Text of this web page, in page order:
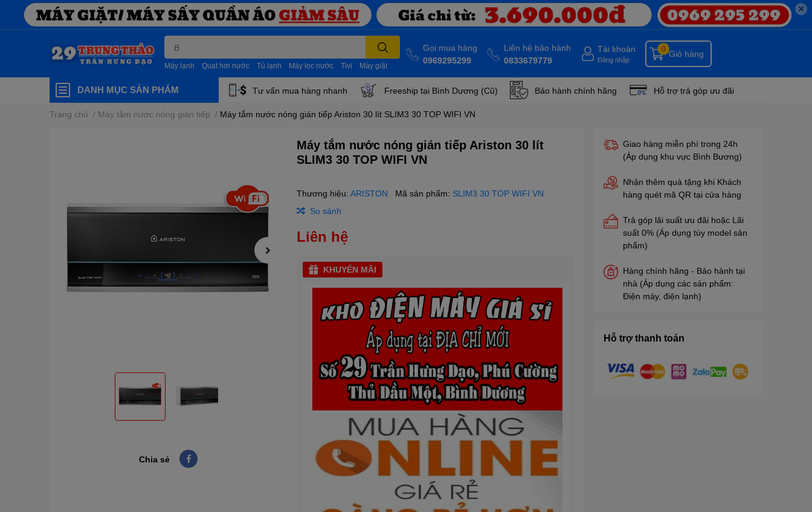
✕
Máy lạnh Quạt hơi nước Tủ lạnh Máy lọc nước Tivi Máy giặt
Gọi mua hàng
0969295299
Liên hệ bảo hành
0833679779
Tài khoản
Đăng nhập
Giỏ hàng
0
DANH MỤC SẢN PHẨM Tư vấn mua hàng nhanh Freeship tại Bình Dương (Cũ) Bảo hành chính hãng Hỗ trợ trả góp ưu đãi
Trang chủ / Máy tắm nước nóng gián tiếp / Máy tắm nước nóng gián tiếp Ariston 30 lít SLIM3 30 TOP WIFI VN
Chia sẻ
Máy tắm nước nóng gián tiếp Ariston 30 lít
SLIM3 30 TOP WIFI VN
Thương hiệu:ARISTON Mã sản phẩm: SLIM3 30 TOP WIFI VN
So sánh
Liên hệ
KHUYẾN MÃI
Giao hàng miễn phí trong 24h
(Áp dụng khu vực Bình Bương)
Nhận thêm quà tặng khi Khách
hàng quét mã QR tại cửa hàng
Trả góp lãi suất ưu đãi hoặc Lãi
suất 0% (Áp dụng tùy model sản
phẩm)
Hàng chính hãng - Bảo hành tại
nhà (Áp dụng các sản phẩm:
Điện máy, điện lạnh)
Hỗ trợ thanh toán